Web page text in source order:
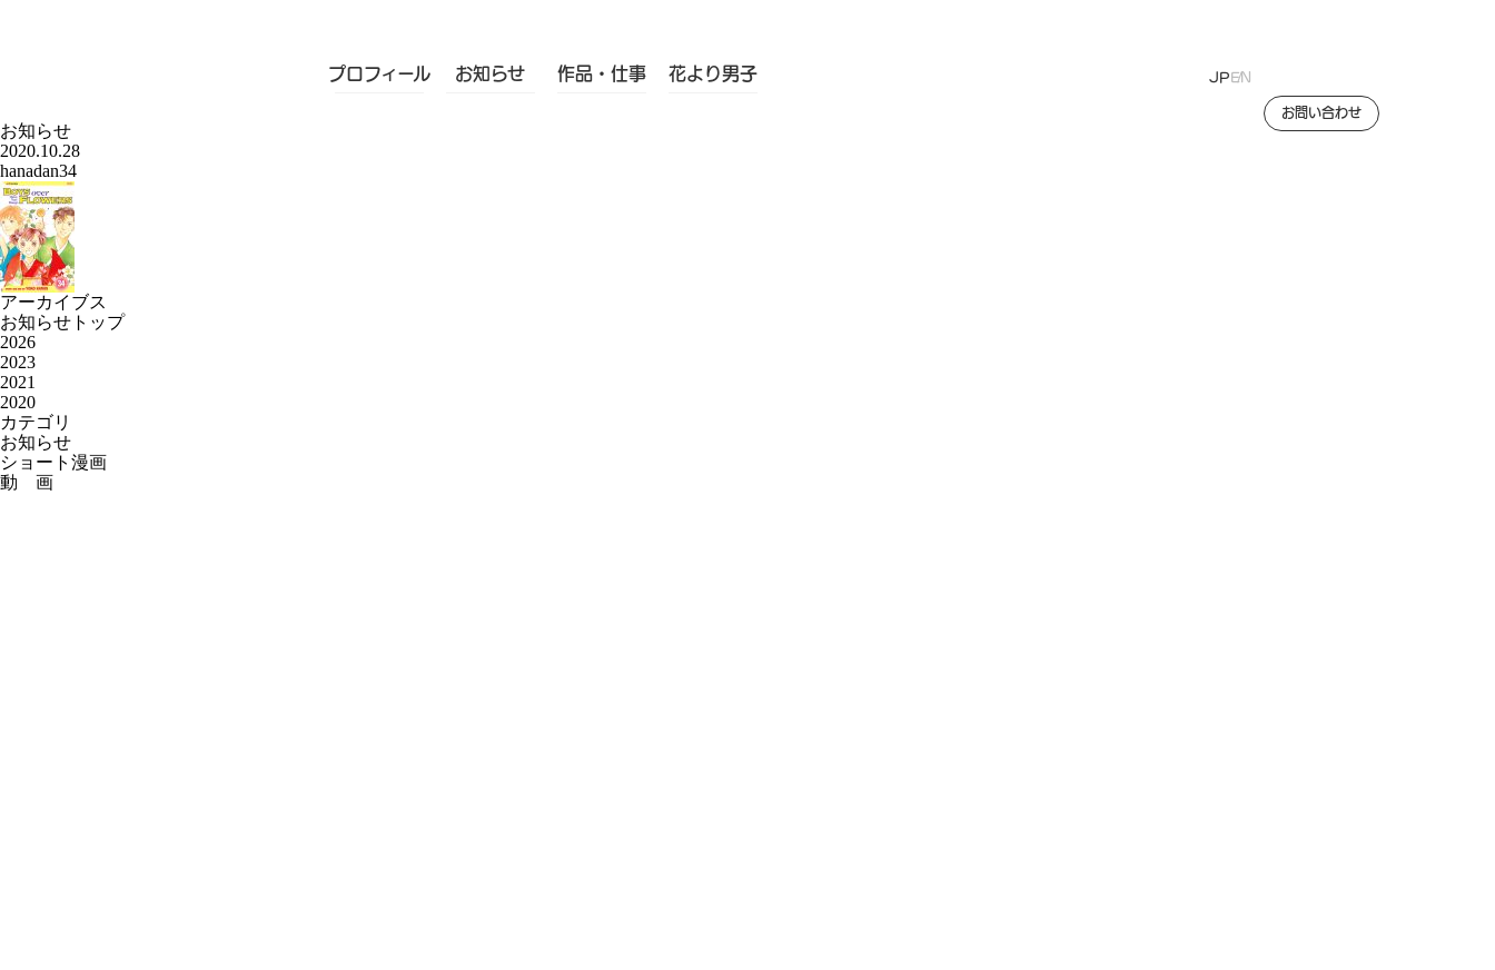
プロフィール お知らせ 作品・仕事 花より男子 JPEN
お問い合わせ
お知らせ
2020.10.28
hanadan34
アーカイブス
お知らせトップ
2026
2023
2021
2020
カテゴリ
お知らせ
ショート漫画
動 画